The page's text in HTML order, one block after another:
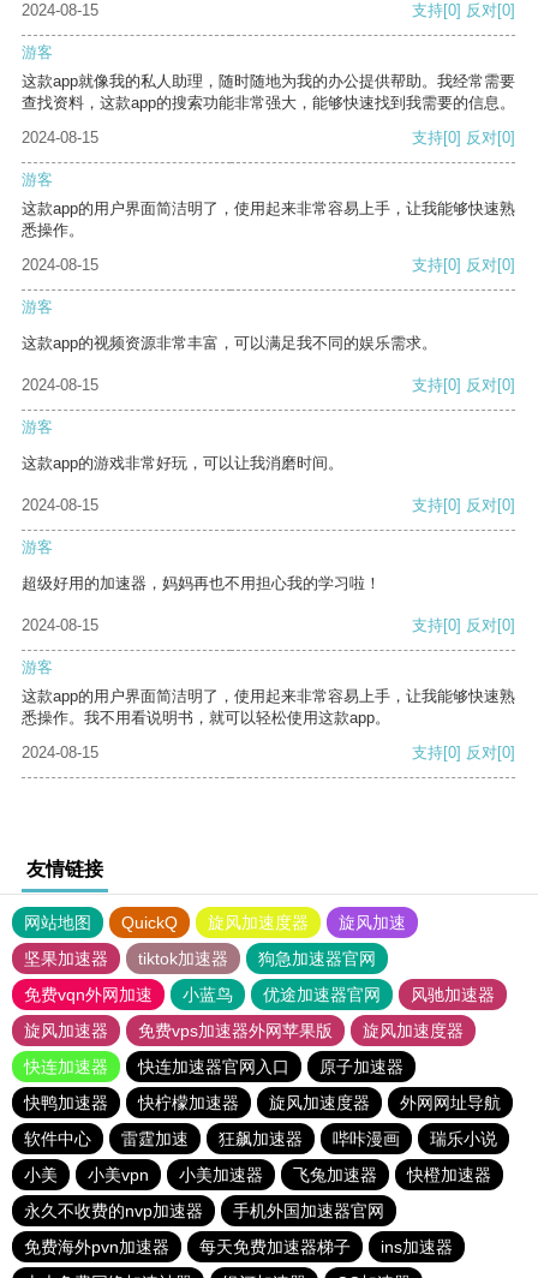
2024-08-15
支持[0] 反对[0]
游客
这款app就像我的私人助理，随时随地为我的办公提供帮助。我经常需要
查找资料，这款app的搜索功能非常强大，能够快速找到我需要的信息。
2024-08-15
支持[0] 反对[0]
游客
这款app的用户界面简洁明了，使用起来非常容易上手，让我能够快速熟
悉操作。
2024-08-15
支持[0] 反对[0]
游客
这款app的视频资源非常丰富，可以满足我不同的娱乐需求。
2024-08-15 支持[0] 反对[0]
游客
这款app的游戏非常好玩，可以让我消磨时间。
2024-08-15 支持[0] 反对[0]
游客
超级好用的加速器，妈妈再也不用担心我的学习啦！
2024-08-15 支持[0] 反对[0]
游客
这款app的用户界面简洁明了，使用起来非常容易上手，让我能够快速熟
悉操作。我不用看说明书，就可以轻松使用这款app。
2024-08-15
支持[0] 反对[0]
友情链接
网站地图 QuickQ 旋风加速度器
旋风加速
坚果加速器
tiktok加速器
狗急加速器官网
免费vqn外网加速
小蓝鸟 优途加速器官网
风驰加速器
旋风加速器
免费vps加速器外网苹果版
旋风加速度器
快连加速器
快连加速器官网入口
原子加速器
快鸭加速器
快柠檬加速器 旋风加速度器
外网网址导航
软件中心
雷霆加速 狂飙加速器 哔咔漫画
瑞乐小说
小美
小美vpn 小美加速器 飞兔加速器
快橙加速器
永久不收费的nvp加速器
手机外国加速器官网
免费海外pvn加速器
每天免费加速器梯子
ins加速器